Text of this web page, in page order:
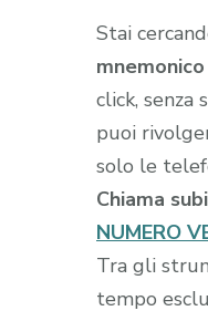
Stai
mnemonico
click, senza
puoi
solo le
Chiama
NUMERO
Tra gli
tempo